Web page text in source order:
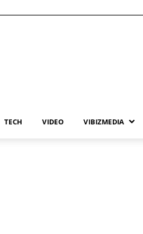
TECH VIDEO VIBIZMEDIA